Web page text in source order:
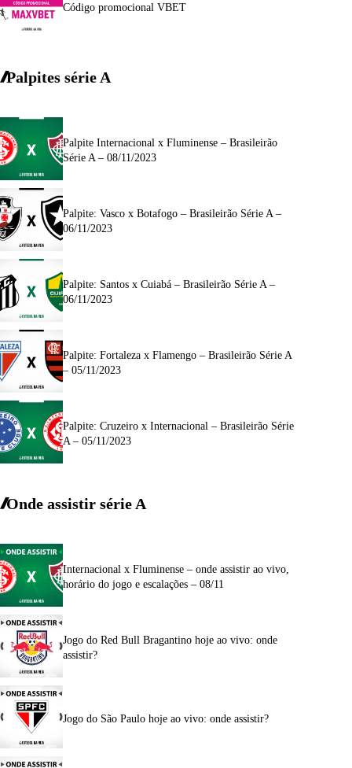
Código promocional VBET
Palpites série A
Palpite Internacional x Fluminense – Brasileirão
Série A – 08/11/2023
Palpite: Vasco x Botafogo – Brasileirão Série A –
06/11/2023
Palpite: Santos x Cuiabá – Brasileirão Série A –
06/11/2023
Palpite: Fortaleza x Flamengo – Brasileirão Série A
– 05/11/2023
Palpite: Cruzeiro x Internacional – Brasileirão Série
A – 05/11/2023
Onde assistir série A
Internacional x Fluminense – onde assistir ao vivo,
horário do jogo e escalações – 08/11
Jogo do Red Bull Bragantino hoje ao vivo: onde
assistir?
Jogo do São Paulo hoje ao vivo: onde assistir?